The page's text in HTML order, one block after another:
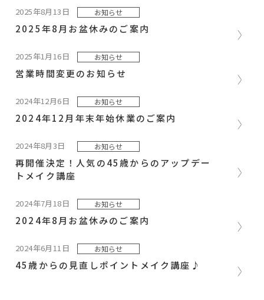
2025年8月13日 お知らせ
2025年8月お盆休みのご案内
2025年1月16日 お知らせ
営業時間変更のお知らせ
2024年12月6日 お知らせ
2024年12月年末年始休業のご案内
2024年8月3日 お知らせ
再開催決定！人気の45歳からのアップデー
トメイク講座
2024年7月18日 お知らせ
2024年8月お盆休みのご案内
2024年6月11日 お知らせ
45歳からの見直しポイントメイク講座♪